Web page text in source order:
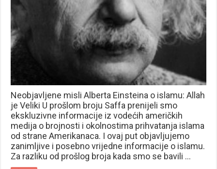
Neobjavljene misli Alberta Einsteina o islamu: Allah
je Veliki U prošlom broju Saffa prenijeli smo
ekskluzivne informacije iz vodećih američkih
medija o brojnosti i okolnostima prihvatanja islama
od strane Amerikanaca. I ovaj put objavljujemo
zanimljive i posebno vrijedne informacije o islamu.
Za razliku od prošlog broja kada smo se bavili …